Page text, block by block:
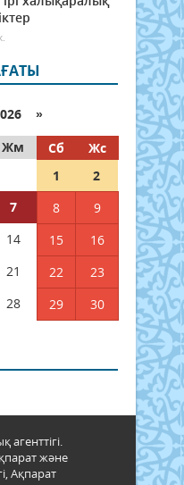
»
Жм Сб
Жс
1
2
7 8
9
14 15
16
21 22
23
28 29
30
агенттігі.
және
Ақпарат